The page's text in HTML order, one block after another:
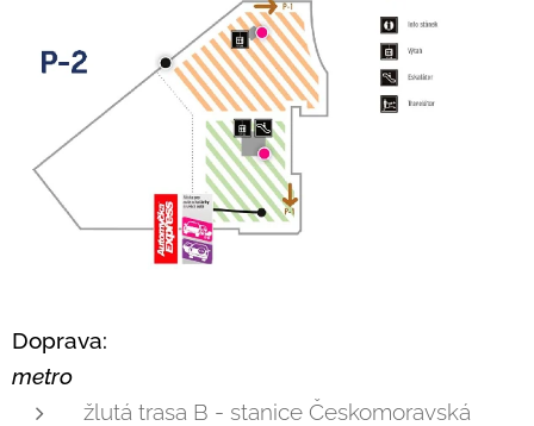
Doprava:
metro
žlutá trasa B - stanice Českomoravská